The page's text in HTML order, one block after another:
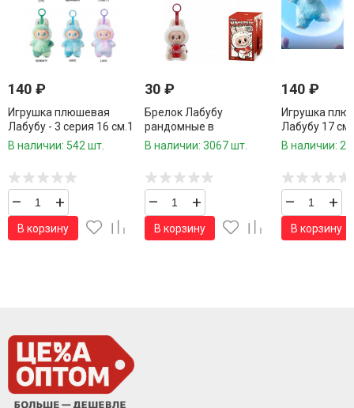
140 ₽
Игрушка плюшевая
Лабубу - 3 серия 16 см.1
шт.
В наличии: 542 шт.
– +
В корзину
30 ₽
Брелок Лабубу
рандомные в
индивидуальном пакете
В наличии: 3067 шт.
– +
В корзину
140 ₽
Игрушка
Лабубу 17
В наличии:
– +
В корзину